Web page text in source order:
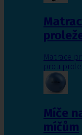
Matrace
proti
Míče
míčům